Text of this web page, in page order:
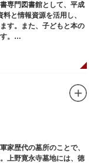
専門図書館として、平成
と情報資源を活用し、
す。また、子どもと本の
。
書館の建物を保存・再
家歴代の墓所のことで、
上野寛永寺墓地には、徳